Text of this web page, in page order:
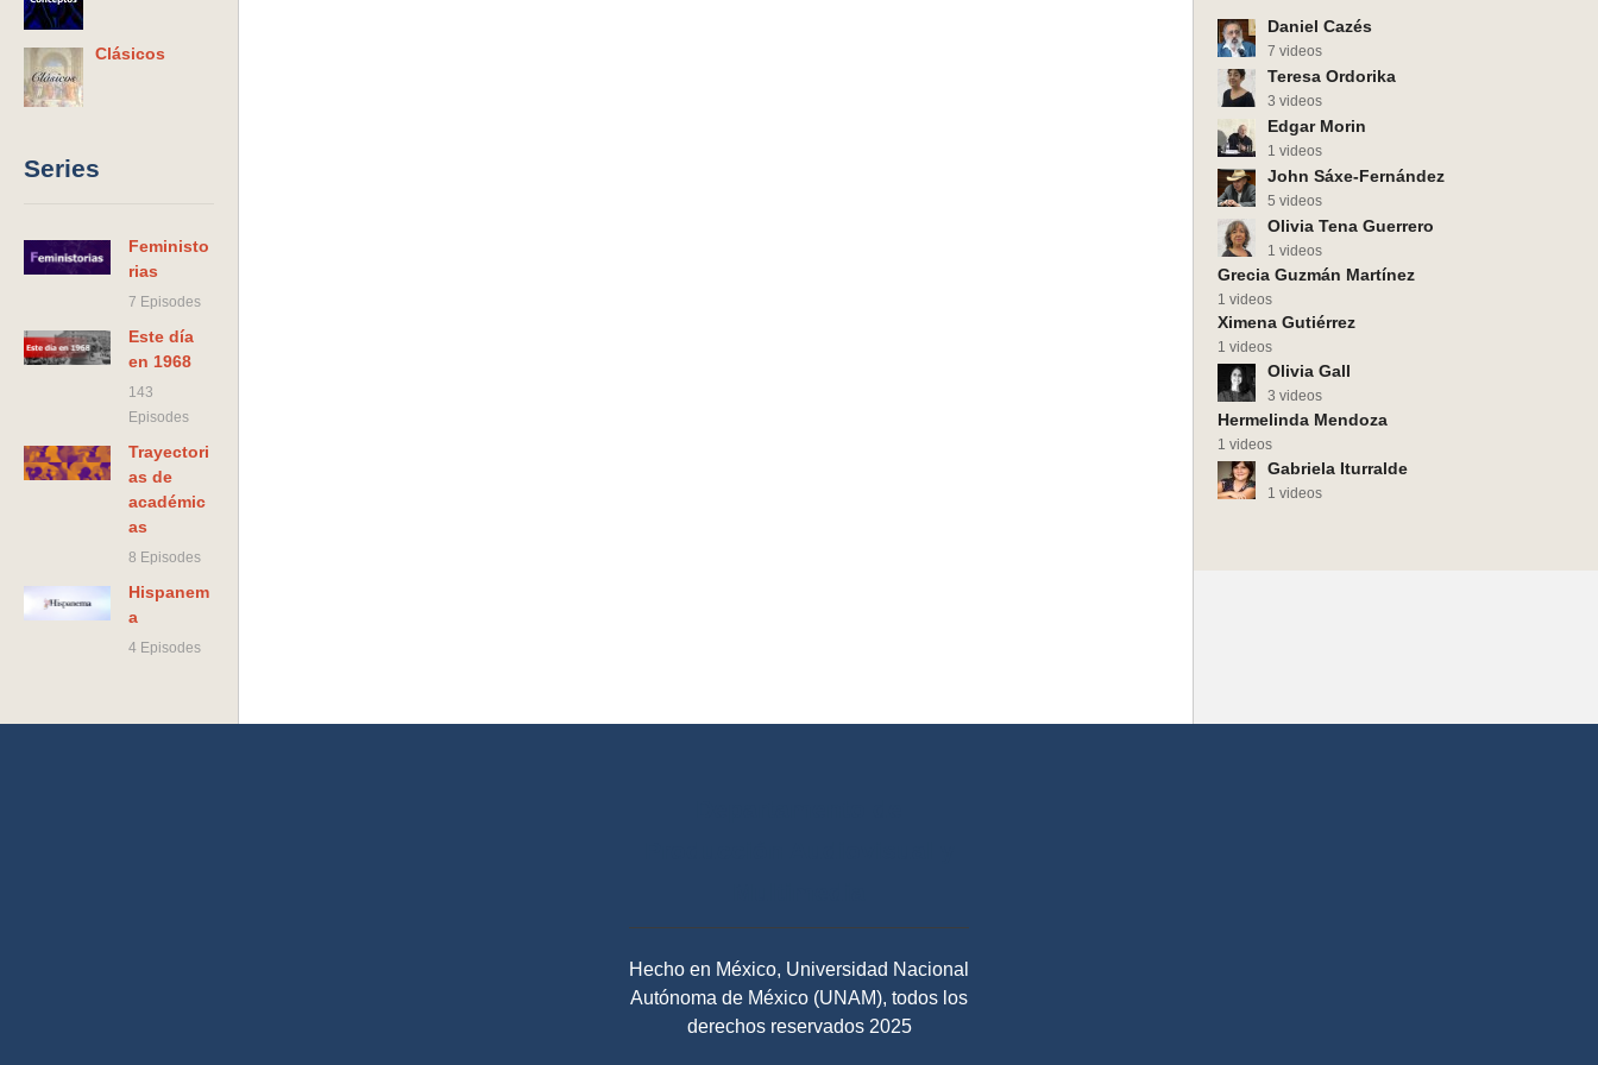
Clásicos
Series
Feministo
rias
7 Episodes
Este día
en 1968
143
Episodes
Trayectori
as de
académic
as
8 Episodes
Hispanem
a
4 Episodes
Daniel Cazés
7 videos
Teresa Ordorika
3 videos
Edgar Morin
1 videos
John Sáxe-Fernández
5 videos
Olivia Tena Guerrero
1 videos
Grecia Guzmán Martínez
1 videos
Ximena Gutiérrez
1 videos
Olivia Gall
3 videos
Hermelinda Mendoza
1 videos
Gabriela Iturralde
1 videos
Hecho en México, Universidad Nacional
Autónoma de México (UNAM), todos los
derechos reservados 2025